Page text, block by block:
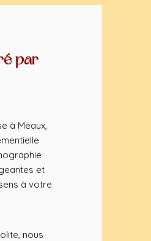
par
à Meaux,
et
à votre
nous